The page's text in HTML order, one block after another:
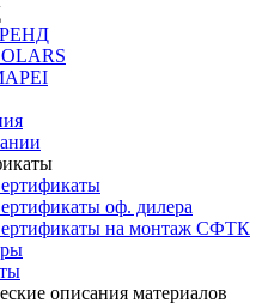
оф. дилера
на монтаж СФТК
описания материалов